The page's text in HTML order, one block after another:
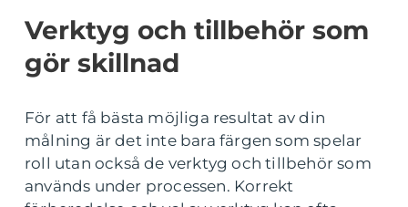
Verktyg och tillbehör som
gör skillnad
För att få bästa möjliga resultat av din
målning är det inte bara färgen som spelar
roll utan också de verktyg och tillbehör som
används under processen. Korrekt